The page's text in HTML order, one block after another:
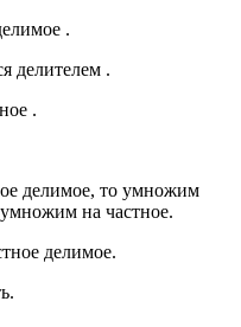
.
делителем .
.
делимое, то умножим
на частное.
делимое.